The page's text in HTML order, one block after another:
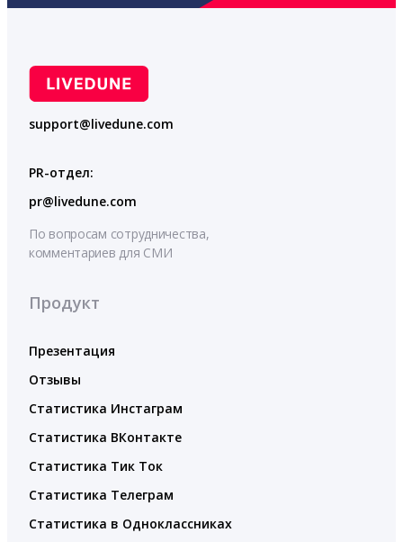
support@livedune.com
PR-отдел:
pr@livedune.com
По вопросам сотрудничества,
комментариев для СМИ
Продукт
Презентация
Отзывы
Статистика Инстаграм
Статистика ВКонтакте
Статистика Тик Ток
Статистика Телеграм
Статистика в Одноклассниках